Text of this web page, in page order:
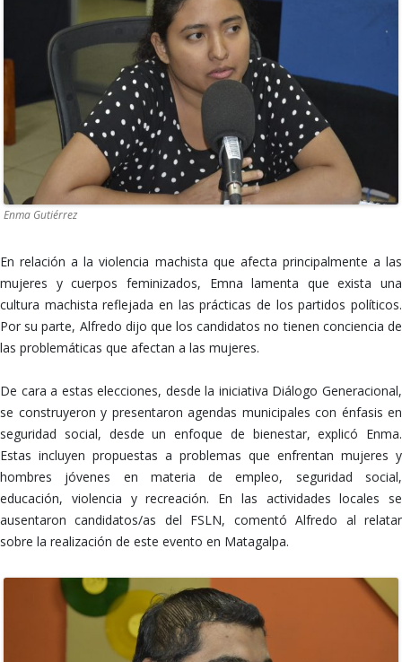
Enma Gutiérrez
En relación a la violencia machista que afecta principalmente a las
mujeres y cuerpos feminizados, Emna lamenta que exista una
cultura machista reflejada en las prácticas de los partidos políticos.
Por su parte, Alfredo dijo que los candidatos no tienen conciencia de
las problemáticas que afectan a las mujeres.
De cara a estas elecciones, desde la iniciativa Diálogo Generacional,
se construyeron y presentaron agendas municipales con énfasis en
seguridad social, desde un enfoque de bienestar, explicó Enma.
Estas incluyen propuestas a problemas que enfrentan mujeres y
hombres jóvenes en materia de empleo, seguridad social,
educación, violencia y recreación. En las actividades locales se
ausentaron candidatos/as del FSLN, comentó Alfredo al relatar
sobre la realización de este evento en Matagalpa.